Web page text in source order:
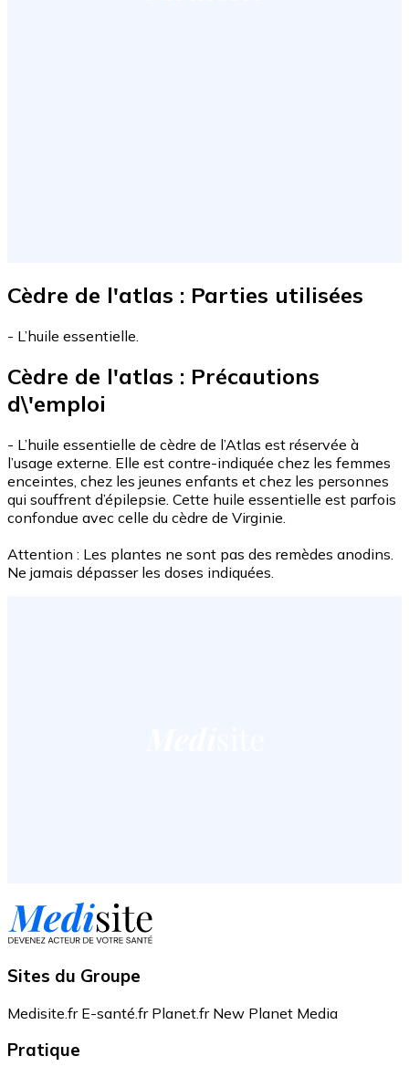
Cèdre de l'atlas : Parties utilisées
- L’huile essentielle.
Cèdre de l'atlas : Précautions
d\'emploi
- L’huile essentielle de cèdre de l’Atlas est réservée à
l’usage externe. Elle est contre-indiquée chez les femmes
enceintes, chez les jeunes enfants et chez les personnes
qui souffrent d’épilepsie. Cette huile essentielle est parfois
confondue avec celle du cèdre de Virginie.
Attention : Les plantes ne sont pas des remèdes anodins.
Ne jamais dépasser les doses indiquées.
Sites du Groupe
Medisite.fr E-santé.fr Planet.fr New Planet Media
Pratique